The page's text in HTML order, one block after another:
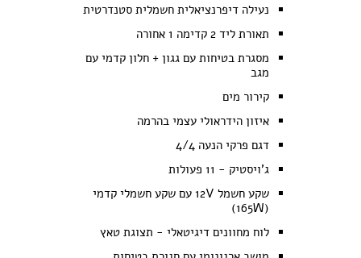
נעילה דיפרנציאלית חשמלית סטנדרטית
תאורת ליד 2 קדימה 1 אחורה
מסגרת בטיחות עם גגון + חלון קדמי עם
מגב
קירור מים
איזון הידראולי עצמי בהרמה
דגם פרקי הנעה 4/4
ג'ויסטיק - 11 פעולות
שקע חשמל 12V עם שקע חשמלי קדמי
(165W)
לוח מחוונים דיגיטאלי - תצוגת טאץ